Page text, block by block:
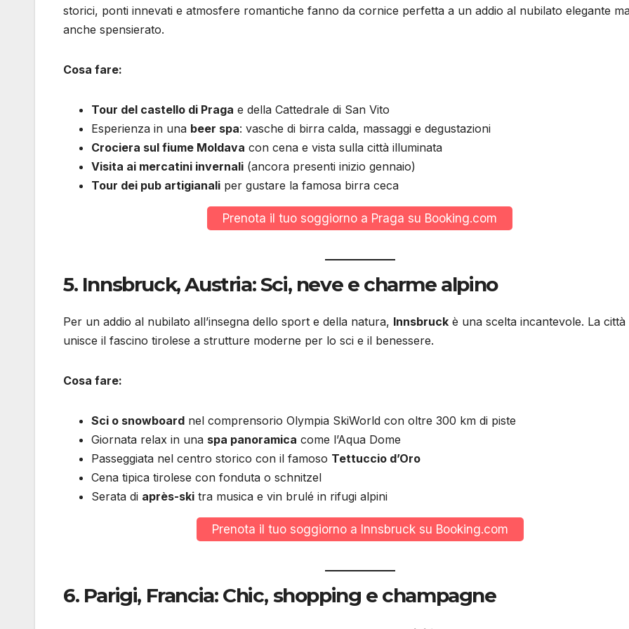
storici, ponti innevati e atmosfere romantiche fanno da cornice perfetta a un addio al nubilato elegante
anche spensierato.
Cosa fare:
Tour del castello di Praga e della Cattedrale di San Vito
Esperienza in una beer spa: vasche di birra calda, massaggi e degustazioni
Crociera sul fiume Moldava con cena e vista sulla città illuminata
Visita ai mercatini invernali (ancora presenti inizio gennaio)
Tour dei pub artigianali per gustare la famosa birra ceca
Prenota il tuo soggiorno a Praga su Booking.com
5. Innsbruck, Austria: Sci, neve e charme alpino
Per un addio al nubilato all’insegna dello sport e della natura, Innsbruck è una scelta incantevole. La città
unisce il fascino tirolese a strutture moderne per lo sci e il benessere.
Cosa fare:
Sci o snowboard nel comprensorio Olympia SkiWorld con oltre 300 km di piste
Giornata relax in una spa panoramica come l’Aqua Dome
Passeggiata nel centro storico con il famoso Tettuccio d’Oro
Cena tipica tirolese con fonduta o schnitzel
Serata di après-ski tra musica e vin brulé in rifugi alpini
Prenota il tuo soggiorno a Innsbruck su Booking.com
6. Parigi, Francia: Chic, shopping e champagne